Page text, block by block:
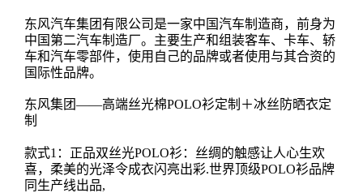
东风汽车集团有限公司是一家中国汽车制造商，前身为
中国第二汽车制造厂。主要生产和组装客车、卡车、轿
车和汽车零部件，使用自己的品牌或者使用与其合资的
国际性品牌。
东风集团——高端丝光棉POLO衫定制＋冰丝防晒衣定
制
款式1：正品双丝光POLO衫：丝绸的触感让人心生欢
喜，柔美的光泽令成衣闪亮出彩.世界顶级POLO衫品牌
同生产线出品,